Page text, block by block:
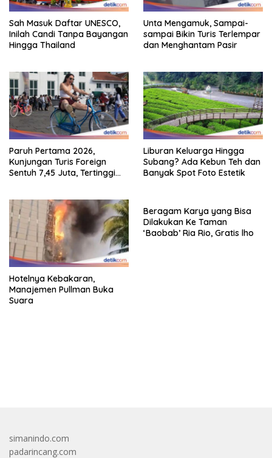
Sah Masuk Daftar UNESCO,
Inilah Candi Tanpa Bayangan
Hingga Thailand
Unta Mengamuk, Sampai-
sampai Bikin Turis Terlempar
dan Menghantam Pasir
Paruh Pertama 2026,
Kunjungan Turis Foreign
Sentuh 7,45 Juta, Tertinggi
Liburan Keluarga Hingga
Subang? Ada Kebun Teh dan
Banyak Spot Foto Estetik
Hotelnya Kebakaran,
Manajemen Pullman Buka
Suara
Beragam Karya yang Bisa
Dilakukan Ke Taman
‘Baobab’ Ria Rio, Gratis lho
simanindo.com
padarincang.com